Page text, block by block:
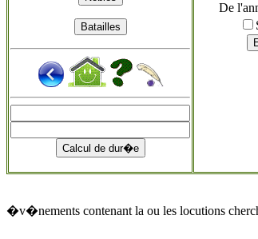
De
�v�nements contenant la ou les locutions